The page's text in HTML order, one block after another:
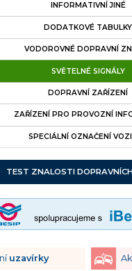
INFORMATIVNÍ JINÉ
DODATKOVÉ TABULKY
VODOROVNÉ DOPRAVNÍ
SVĚTELNÉ SIGNÁLY
DOPRAVNÍ ZAŘÍZENÍ
ZAŘÍZENÍ PRO PROVOZNÍ
SPECIÁLNÍ OZNAČENÍ
TEST ZNALOSTI
uzavírky